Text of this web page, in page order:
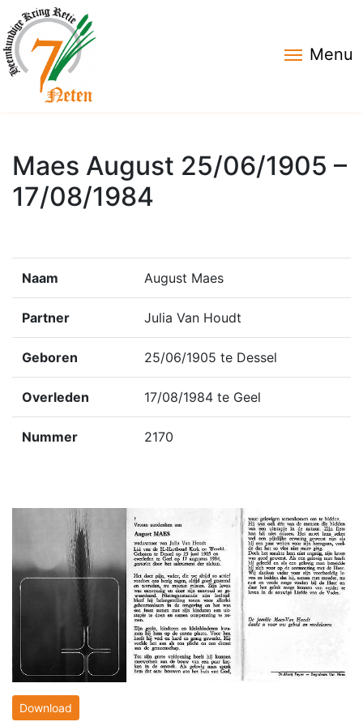
Menu
Maes August 25/06/1905 –
17/08/1984
Naam August Maes
Partner Julia Van Houdt
Geboren 25/06/1905 te Dessel
Overleden 17/08/1984 te Geel
Nummer 2170
Download